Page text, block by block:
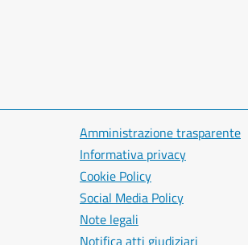
Amministrazione trasparente
Informativa privacy
Cookie Policy
Social Media Policy
Note legali